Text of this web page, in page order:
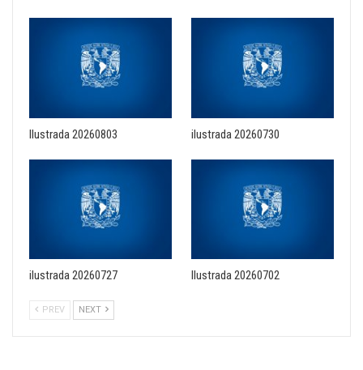
Ilustrada 20260803 ilustrada 20260730
ilustrada 20260727 Ilustrada 20260702
PREV NEXT